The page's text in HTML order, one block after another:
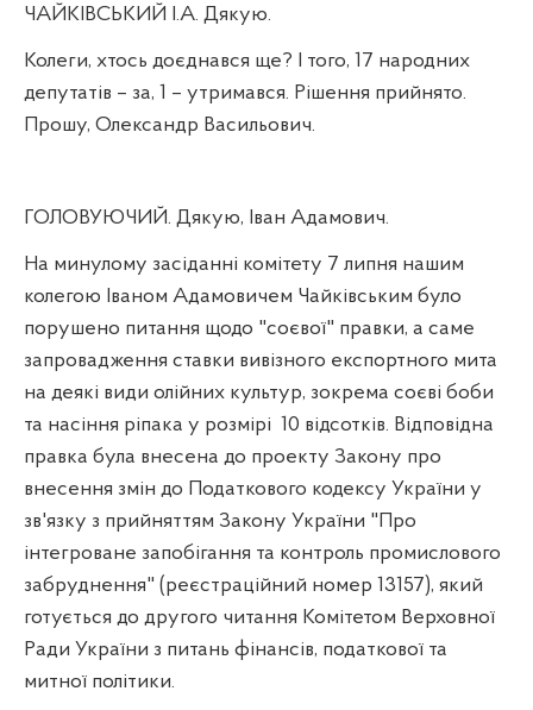
ЧАЙКІВСЬКИЙ І.А. Дякую.
Колеги, хтось доєднався ще? І того, 17 народних
депутатів – за, 1 – утримався. Рішення прийнято.
Прошу, Олександр Васильович.
ГОЛОВУЮЧИЙ. Дякую, Іван Адамович.
На минулому засіданні комітету 7 липня нашим
колегою Іваном Адамовичем Чайківським було
порушено питання щодо "соєвої" правки, а саме
запровадження ставки вивізного експортного мита
на деякі види олійних культур, зокрема соєві боби
та насіння ріпака у розмірі 10 відсотків. Відповідна
правка була внесена до проекту Закону про
внесення змін до Податкового кодексу України у
зв'язку з прийняттям Закону України "Про
інтегроване запобігання та контроль промислового
забруднення" (реєстраційний номер 13157), який
готується до другого читання Комітетом Верховної
Ради України з питань фінансів, податкової та
митної політики.